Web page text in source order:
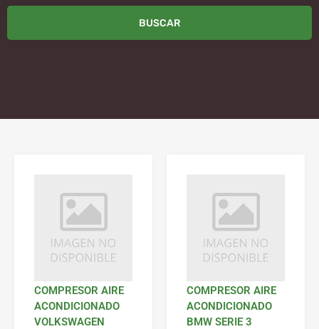
COMPRESOR AIRE
ACONDICIONADO
VOLKSWAGEN
COMPRESOR AIRE
ACONDICIONADO
BMW SERIE 3